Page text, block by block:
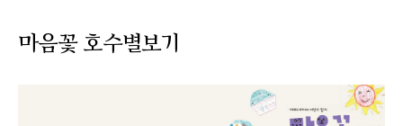
마음꽃 호수별보기